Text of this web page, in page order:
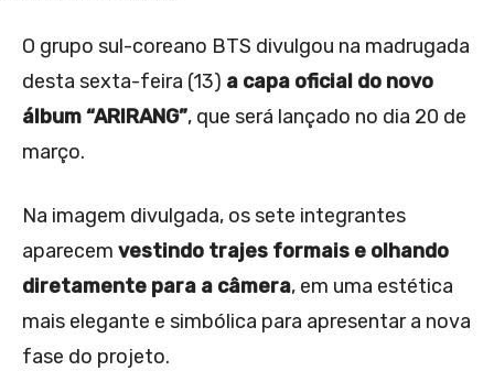
O grupo sul-coreano BTS divulgou na madrugada
desta sexta-feira (13) a capa oficial do novo
álbum “ARIRANG”, que será lançado no dia 20 de
março.
Na imagem divulgada, os sete integrantes
aparecem vestindo trajes formais e olhando
diretamente para a câmera, em uma estética
mais elegante e simbólica para apresentar a nova
fase do projeto.